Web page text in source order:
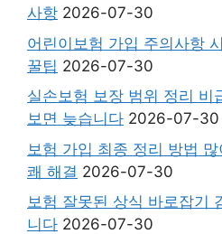
사항 2026-07-30
어린이보험 가입 주의사항
꿀팁 2026-07-30
실손보험 보장 범위 정리 비
보면 늦습니다 2026-07-30
보험 가입 최종 정리 방법
쾌 해결 2026-07-30
보험 잘못된 상식 바로잡기
니다 2026-07-30